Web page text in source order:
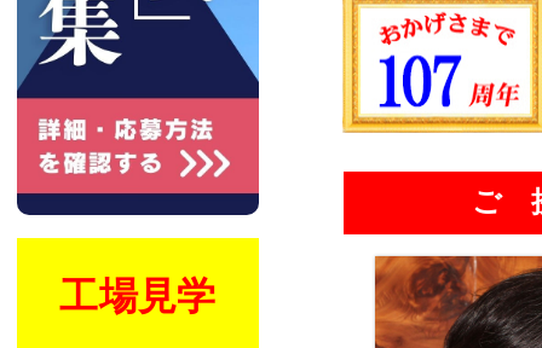
工場見学
ご